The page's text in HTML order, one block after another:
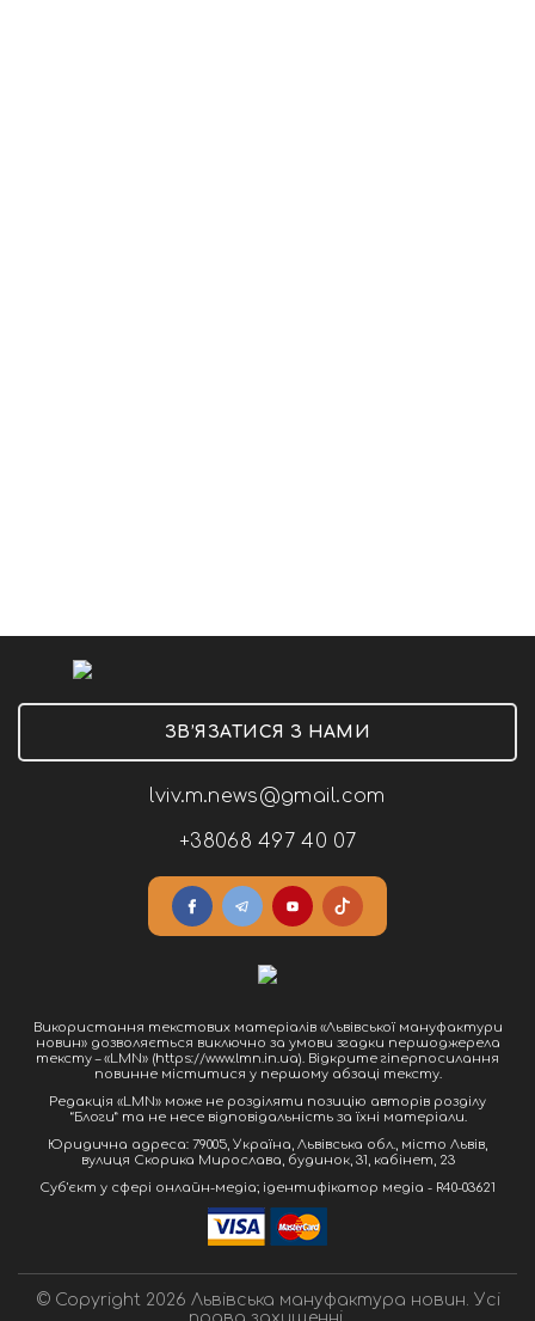
ЗВ’ЯЗАТИСЯ З НАМИ
lviv.m.news@gmail.com
+38068 497 40 07
Використання текстових матеріалів «Львівської мануфактури
новин» дозволяється виключно за умови згадки першоджерела
тексту – «LMN» (https://www.lmn.in.ua). Відкрите гіперпосилання
повинне міститися у першому абзаці тексту.
Редакція «LMN» може не розділяти позицію авторів розділу
“Блоги” та не несе відповідальність за їхні матеріали.
Юридична адреса: 79005, Україна, Львівська обл., місто Львів,
вулиця Скорика Мирослава, будинок, 31, кабінет, 23
Cуб'єкт у сфері онлайн-медіа; ідентифікатор медіа - R40-03621
© Copyright 2026 Львівська мануфактура новин. Усі